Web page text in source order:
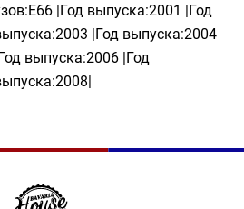
|Год выпуска:2001 |Год
|Год выпуска:2004
выпуска:2006 |Год